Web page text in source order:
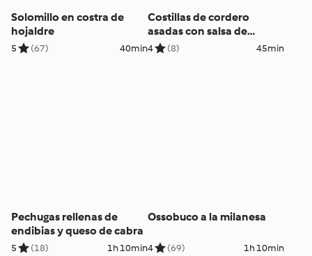
Solomillo en costra de
hojaldre
5 (67) 40min
Costillas de cordero
asadas con salsa de
castañas y oporto
4 (8) 45min
Pechugas rellenas de
endibias y queso de cabra
5 (18) 1h 10min
Ossobuco a la milanesa
4 (69) 1h 10min